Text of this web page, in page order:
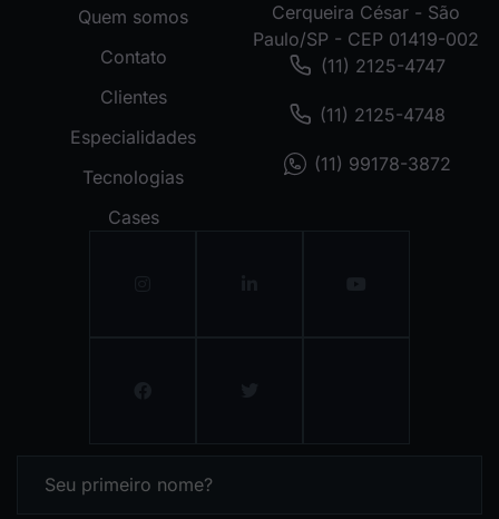
Quem somos
Contato
Clientes
Especialidades
Tecnologias
Cases
Cerqueira César - São
Paulo/SP - CEP 01419-002
(11) 2125-4747
(11) 2125-4748
(11) 99178-3872